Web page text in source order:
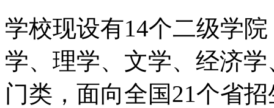
学校现设有14个二级学
学、理学、文学、经济
门类，面向全国21个省